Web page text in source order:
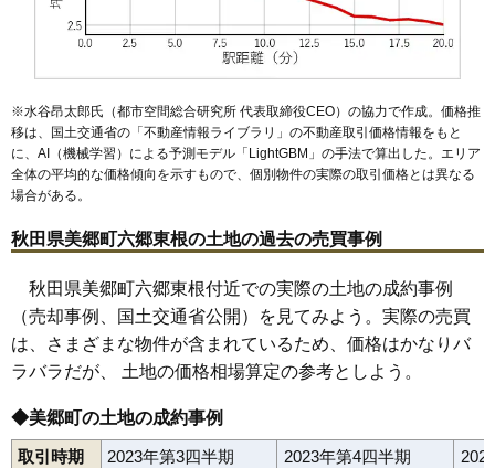
※水谷昂太郎氏（都市空間総合研究所 代表取締役CEO）の協力で作成。価格推
移は、国土交通省の「不動産情報ライブラリ 」の不動産取引価格情報をもと
に、AI（機械学習）による予測モデル「LightGBM」の手法で算出した。エリア
全体の平均的な価格傾向を示すもので、個別物件の実際の取引価格とは異なる
場合がある。
秋田県美郷町六郷東根の土地の過去の売買事例
秋田県美郷町六郷東根付近での実際の土地の成約事例
（売却事例、国土交通省公開）を見てみよう。実際の売買
は、さまざまな物件が含まれているため、価格はかなりバ
ラバラだが、 土地の価格相場算定の参考としよう。
◆美郷町の土地の成約事例
取引時期 2023年第3四半期 2023年第4四半期